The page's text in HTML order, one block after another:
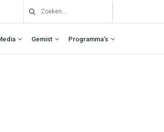
Gemist Programma’s